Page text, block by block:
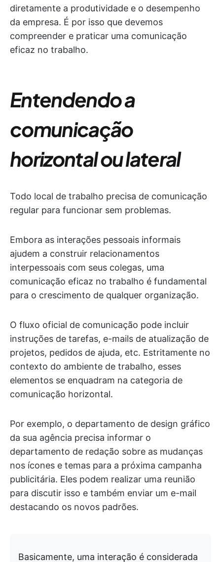
diretamente a produtividade e o desempenho
da empresa. É por isso que devemos
compreender e praticar uma comunicação
eficaz no trabalho.
Entendendo a
comunicação
horizontal ou lateral
Todo local de trabalho precisa de comunicação
regular para funcionar sem problemas.
Embora as interações pessoais informais
ajudem a construir relacionamentos
interpessoais com seus colegas, uma
comunicação eficaz no trabalho é fundamental
para o crescimento de qualquer organização.
O fluxo oficial de comunicação pode incluir
instruções de tarefas, e-mails de atualização de
projetos, pedidos de ajuda, etc. Estritamente no
contexto do ambiente de trabalho, esses
elementos se enquadram na categoria de
comunicação horizontal.
Por exemplo, o departamento de design gráfico
da sua agência precisa informar o
departamento de redação sobre as mudanças
nos ícones e temas para a próxima campanha
publicitária. Eles podem realizar uma reunião
para discutir isso e também enviar um e-mail
destacando os novos padrões.
Basicamente, uma interação é considerada